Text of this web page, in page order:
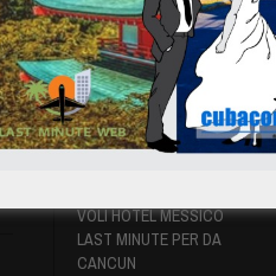
VOLI MESSICO
VOLI HOTEL MESSICO
LAST MINUTE PER DA
CANCUN